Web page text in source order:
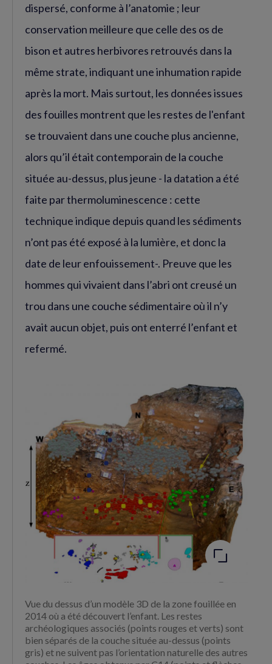
dispersé, conforme à l’anatomie ; leur
conservation meilleure que celle des os de
bison et autres herbivores retrouvés dans la
même strate, indiquant une inhumation rapide
après la mort. Mais surtout, les données issues
des fouilles montrent que les restes de l'enfant
se trouvaient dans une couche plus ancienne,
alors qu’il était contemporain de la couche
située au-dessus, plus jeune - la datation a été
faite par thermoluminescence : cette
technique indique depuis quand les sédiments
n’ont pas été exposé à la lumière, et donc la
date de leur enfouissement-. Preuve que les
hommes qui vivaient dans l’abri ont creusé un
trou dans une couche sédimentaire où il n’y
avait aucun objet, puis ont enterré l’enfant et
refermé.
Agrandir
l'image
Vue du dessus d’un modèle 3D de la zone fouillée en
2014 où a été découvert l’enfant. Les restes
archéologiques associés (points rouges et verts) sont
bien séparés de la couche située au-dessus (points
gris) et ne suivent pas l’orientation naturelle des autres